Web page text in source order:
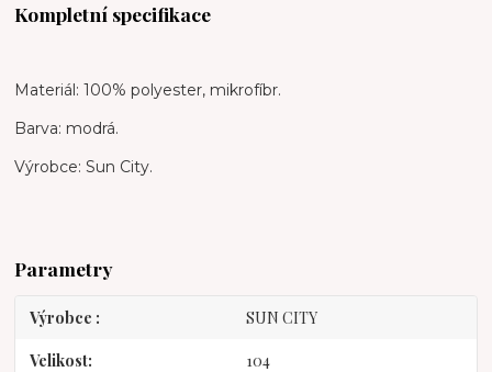
Kompletní specifikace
Materiál: 100% polyester, mikrofíbr.
Barva: modrá.
Výrobce: Sun City.
Parametry
Výrobce SUN CITY
Velikost 104